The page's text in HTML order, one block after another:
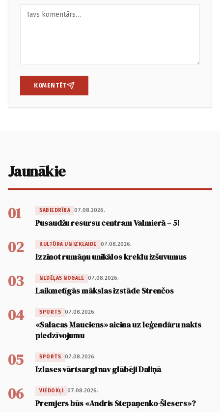
KOMENTĒT
Jaunākie
01 SABIEDRĪBA 07.08.2026.
Pusaudžu resursu centram Valmierā – 5!
02 KULTŪRA UN IZKLAIDE 07.08.2026.
Izzinot rumāņu unikālos kreklu izšuvumus
03 NEDĒĻAS NOGALE 07.08.2026.
Laikmetīgās mākslas izstāde Strenčos
04 SPORTS 07.08.2026.
«Salacas Mauciens» aicina uz leģendāru nakts
piedzīvojumu
05 SPORTS 07.08.2026.
Izlases vārtsargi nav glābēji Daliņā
06 VIEDOKĻI 07.08.2026.
Premjers būs «Andris Stepaņenko-Šlesers»?